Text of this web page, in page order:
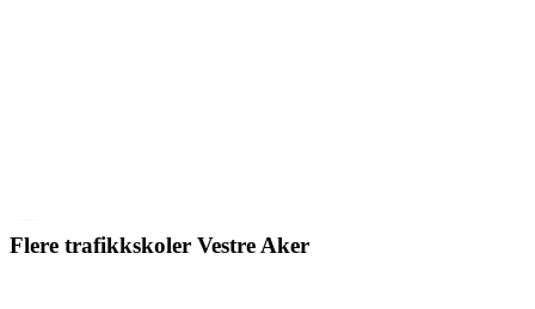
Flere trafikkskoler Vestre Aker